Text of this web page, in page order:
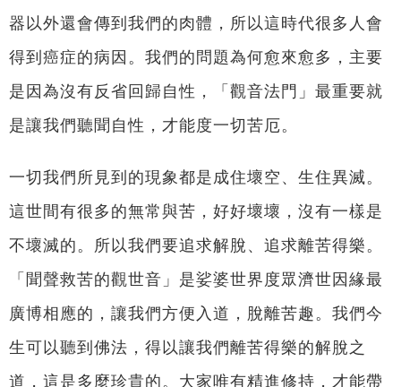
器以外還會傳到我們的肉體，所以這時代很多人會
得到癌症的病因。我們的問題為何愈來愈多，主要
是因為沒有反省回歸自性，「觀音法門」最重要就
是讓我們聽聞自性，才能度一切苦厄。
一切我們所見到的現象都是成住壞空、生住異滅。
這世間有很多的無常與苦，好好壞壞，沒有一樣是
不壞滅的。所以我們要追求解脫、追求離苦得樂。
「聞聲救苦的觀世音」是娑婆世界度眾濟世因緣最
廣博相應的，讓我們方便入道，脫離苦趣。我們今
生可以聽到佛法，得以讓我們離苦得樂的解脫之
道，這是多麼珍貴的。大家唯有精進修持，才能帶